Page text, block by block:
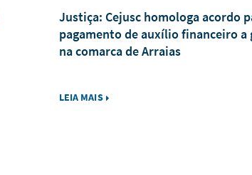
Justiça: Cejusc homologa acordo
pagamento de auxílio financeiro a
na comarca de Arraias
LEIA MAIS